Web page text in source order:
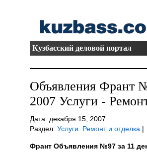
Кузбасский деловой портал
Объявления Франт
2007 Услуги -
Дата: декабря 15, 2007
Раздел: Услуги. Ремонт и отделка |
Франт Объявления №97 за 11